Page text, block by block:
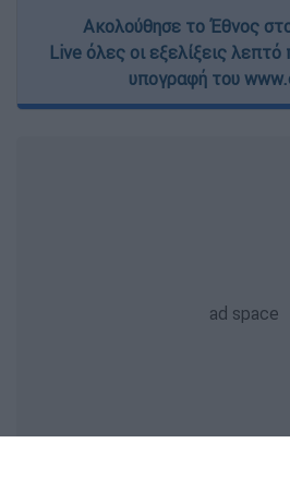
Ακολούθησε το Έθνος
Live όλες οι εξελίξεις
υπογραφή του